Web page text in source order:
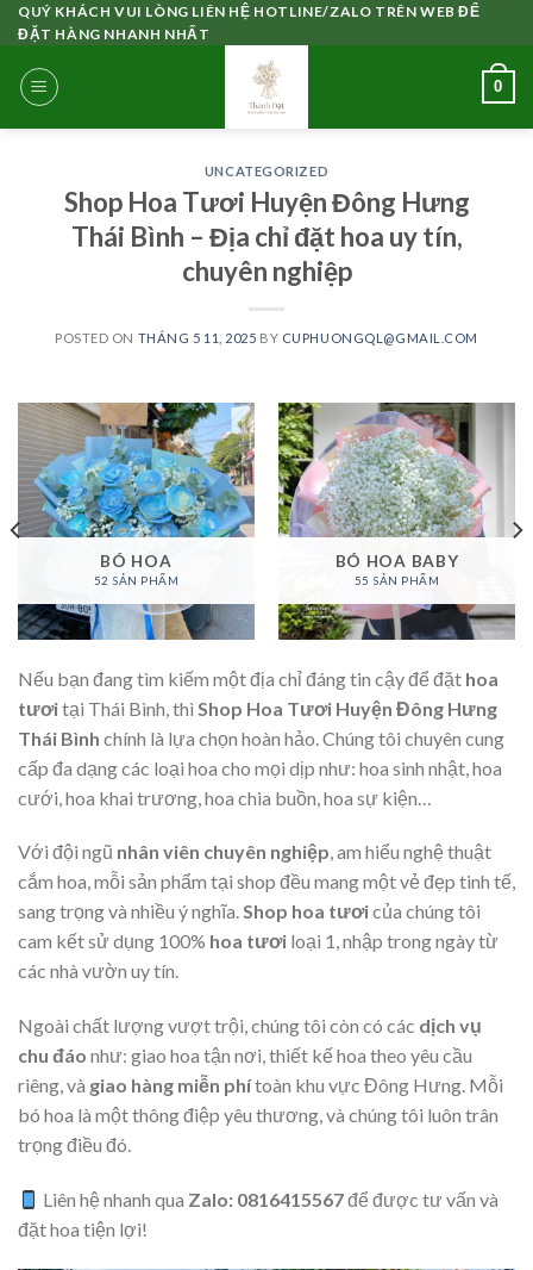
Skip
to
content
QUÝ KHÁCH VUI LÒNG LIÊN HỆ HOTLINE/ZALO TRÊN WEB ĐỂ
ĐẶT HÀNG NHANH NHẤT
0
UNCATEGORIZED
Shop Hoa Tươi Huyện Đông Hưng
Thái Bình – Địa chỉ đặt hoa uy tín,
chuyên nghiệp
POSTED ON THÁNG 5 11, 2025 BY CUPHUONGQL@GMAIL.COM
BÓ HOA
52 SẢN PHẨM
BÓ HOA BABY
55 SẢN PHẨM
Nếu bạn đang tìm kiếm một địa chỉ đáng tin cậy để đặt hoa
tươitại Thái Bình, thì Shop Hoa Tươi Huyện Đông Hưng
Thái Bình chính là lựa chọn hoàn hảo. Chúng tôi chuyên cung
cấp đa dạng các loại hoa cho mọi dịp như: hoa sinh nhật, hoa
cưới, hoa khai trương, hoa chia buồn, hoa sự kiện…
Với đội ngũ nhân viên chuyên nghiệp, am hiểu nghệ thuật
cắm hoa, mỗi sản phẩm tại shop đều mang một vẻ đẹp tinh tế,
sang trọng và nhiều ý nghĩa.Shop hoa tươicủa chúng tôi
cam kết sử dụng 100% hoa tươi loại 1, nhập trong ngày từ
các nhà vườn uy tín.
Ngoài chất lượng vượt trội, chúng tôi còn có các dịch vụ
chu đáo như: giao hoa tận nơi, thiết kế hoa theo yêu cầu
riêng, và giao hàng miễn phítoàn khu vực Đông Hưng. Mỗi
bó hoa là một thông điệp yêu thương, và chúng tôi luôn trân
trọng điều đó.
Liên hệ nhanh qua Zalo: 0816415567để được tư vấn và
đặt hoa tiện lợi!